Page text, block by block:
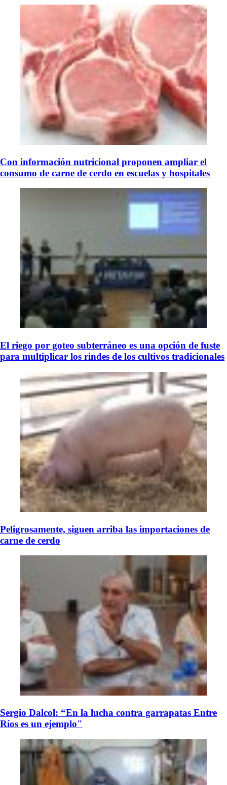
Con información nutricional proponen ampliar el
consumo de carne de cerdo en escuelas y hospitales
El riego por goteo subterráneo es una opción de fuste
para multiplicar los rindes de los cultivos tradicionales
Peligrosamente, siguen arriba las importaciones de
carne de cerdo
Sergio Dalcol: “En la lucha contra garrapatas Entre
Ríos es un ejemplo"